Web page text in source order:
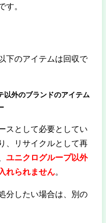
す。
下のアイテムは回収で
以外のブランドのアイテム
スとして必要としてい
、リサイクルとして再
ユニクログループ以外
れられません。
分したい場合は、別の